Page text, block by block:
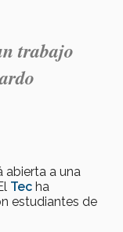
trabajo
abierta a una
Tec ha
estudiantes de